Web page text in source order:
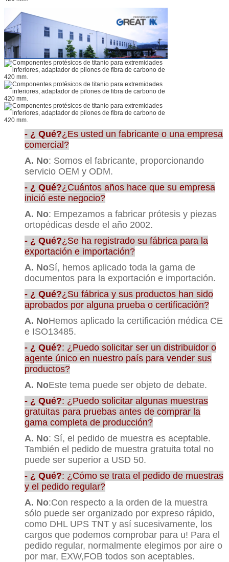
- ¿ Qué?¿Es usted un fabricante o una empresa
comercial?
A. No: Somos el fabricante, proporcionando
servicio OEM y ODM.
- ¿ Qué?¿Cuántos años hace que su empresa
inició este negocio?
A. No: Empezamos a fabricar prótesis y piezas
ortopédicas desde el año 2002.
- ¿ Qué?¿Se ha registrado su fábrica para la
exportación e importación?
A. NoSí, hemos aplicado toda la gama de
documentos para la exportación e importación.
- ¿ Qué?¿Su fábrica y sus productos han sido
aprobados por alguna prueba o certificación?
A. NoHemos aplicado la certificación médica CE
e ISO13485.
- ¿ Qué?: ¿Puedo solicitar ser un distribuidor o
agente único en nuestro país para vender sus
productos?
A. NoEste tema puede ser objeto de debate.
- ¿ Qué?: ¿Puedo solicitar algunas muestras
gratuitas para pruebas antes de comprar la
gama completa de producción?
A. No: Sí, el pedido de muestra es aceptable.
También el pedido de muestra gratuita total no
puede ser superior a USD 50.
- ¿ Qué?: ¿Cómo se trata el pedido de muestras
y el pedido regular?
A. No:Con respecto a la orden de la muestra
sólo puede ser organizado por expreso rápido,
como DHL UPS TNT y así sucesivamente, los
cargos que podemos comprobar para u! Para el
pedido regular, normalmente elegimos por aire o
por mar, EXW,FOB todos son aceptables.